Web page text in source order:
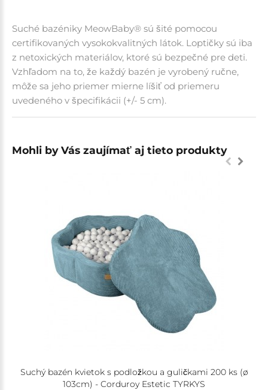
Suché bazéniky MeowBaby® sú šité pomocou
certifikovaných vysokokvalitných látok. Loptičky sú iba
z netoxických materiálov, ktoré sú bezpečné pre deti.
Vzhľadom na to, že každý bazén je vyrobený ručne,
môže sa jeho priemer mierne líšiť od priemeru
uvedeného v špecifikácii (+/- 5 cm).
Mohli by Vás zaujímať aj tieto produkty
Suchý bazén kvietok s podložkou a guličkami 200 ks (ø
103cm) - Corduroy Estetic TYRKYS